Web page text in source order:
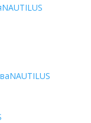
NAUTILUS
NAUTILUS